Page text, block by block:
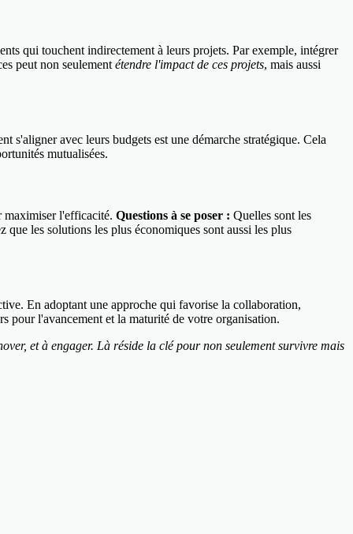
qui touchent indirectement à leurs projets. Par exemple, intégrer
peut non seulement étendre l'impact de ces projets, mais aussi
s'aligner avec leurs budgets est une démarche stratégique. Cela
mutualisées.
maximiser l'efficacité. Questions à se poser : Quelles sont les
les solutions les plus économiques sont aussi les plus
En adoptant une approche qui favorise la collaboration,
pour l'avancement et la maturité de votre organisation.
et à engager. Là réside la clé pour non seulement survivre mais